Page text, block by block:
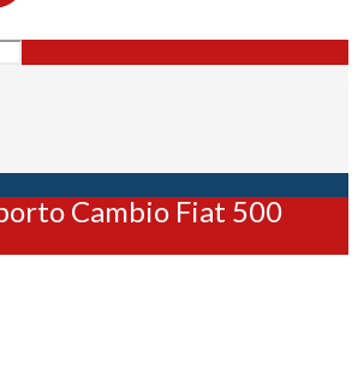
Cambio Fiat 500